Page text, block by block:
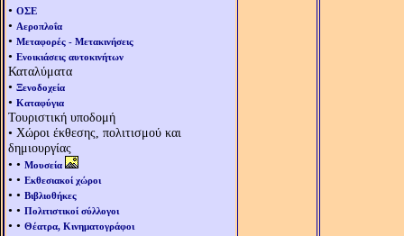
• ΟΣΕ
• Αεροπλοΐα
• Μεταφορές - Μετακινήσεις
• Ενοικιάσεις αυτοκινήτων
Καταλύματα
• Ξενοδοχεία
• Καταφύγια
Τουριστική υποδομή
• Χώροι έκθεσης, πολιτισμού και
δημιουργίας
• • Μουσεία
• • Εκθεσιακοί χώροι
• • Βιβλιοθήκες
• • Πολιτιστικοί σύλλογοι
• • Θέατρα, Κινηματογράφοι